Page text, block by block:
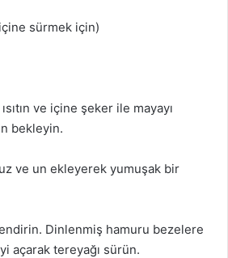
sürmek için)
ve içine şeker ile mayayı
bekleyin.
tuz ve un ekleyerek yumuşak bir
Dinlenmiş hamuru bezelere
açarak tereyağı sürün.